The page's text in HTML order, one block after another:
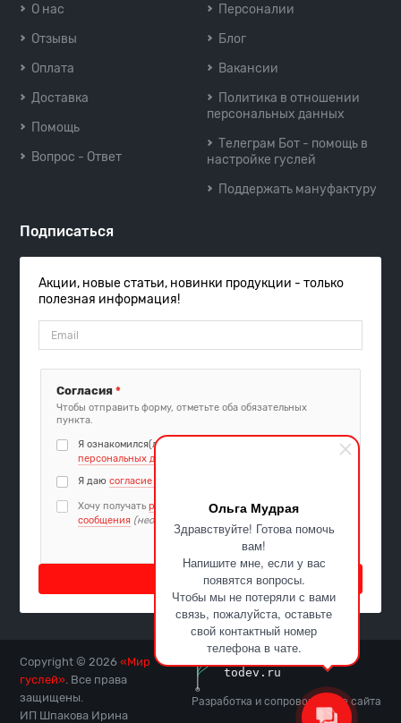
Ольга Мудрая
Здравствуйте! Готова помочь
вам!
Напишите мне, если у вас
появятся вопросы.
Чтобы мы не потеряли с вами
связь, пожалуйста, оставьте
свой контактный номер
телефона в чате.
О нас
Отзывы
Оплата
Доставка
Помощь
Вопрос - Ответ
Персоналии
Блог
Вакансии
Политика в отношении
персональных данных
Телеграм Бот - помощь в
настройке гуслей
Поддержать мануфактуру
Подписаться
Акции, новые статьи, новинки продукции - только
полезная информация!
Согласия*
Чтобы отправить форму, отметьте оба обязательных
пункта.
Я ознакомился(лась) с
персональных данных
Я даю согласие на обработку персональных данных
Хочу получать рекламные и информационные
сообщения (необязательно)
Подписаться
Copyright © 2026«Мир
гуслей» . Все права
защищены.
ИП Шпакова Ирина
Разработка и сопровождение сайта